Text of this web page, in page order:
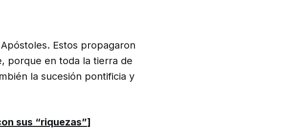
Estos propagaron
porque en toda la tierra de
la sucesión pontificia y
sus “riquezas”]